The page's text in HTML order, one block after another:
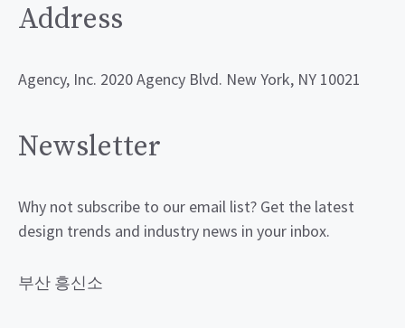
Address
Agency, Inc. 2020 Agency Blvd. New York, NY 10021
Newsletter
Why not subscribe to our email list? Get the latest
design trends and industry news in your inbox.
부산 흥신소